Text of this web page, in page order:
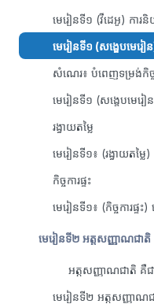
មេរៀនទី១ (វីដេអូ) ការ
សំណេរ៖ បំពេញទម្រង់កិច្
រង្វាយតម្លៃ
មេរៀនទី១៖ (រង្វាយតម្ល
កិច្ចការផ្ទះ
មេរៀនទី១៖ (កិច្ចការផ្ទ
មេរៀនទី២ អត្តសញ្ញាណជាតិ
អត្តសញ្ញាណជាតិ គឺជ
មេរៀនទី២ អត្តសញ្ញាណ